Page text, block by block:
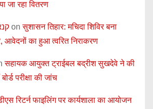
जा रहा वितरण
onसुशासन तिहार: मचिदा शिविर बना
आवेदनों का हुआ त्वरित निराकरण
सहायक आयुक्त ट्राईबल बद्रीश सुखदेवे ने की
परीक्षा की जांच
रिटर्न फाइलिंग पर कार्यशाला का आयोजन